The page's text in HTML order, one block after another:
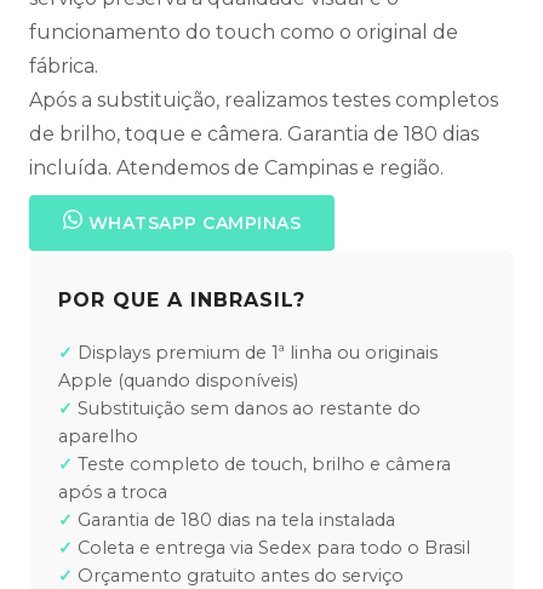
funcionamento do touch como o original de
fábrica.
Após a substituição, realizamos testes completos
de brilho, toque e câmera. Garantia de 180 dias
incluída. Atendemos de Campinas e região.
WHATSAPP CAMPINAS
POR QUE A INBRASIL?
Displays premium de 1ª linha ou originais
Apple (quando disponíveis)
Substituição sem danos ao restante do
aparelho
Teste completo de touch, brilho e câmera
após a troca
Garantia de 180 dias na tela instalada
Coleta e entrega via Sedex para todo o Brasil
Orçamento gratuito antes do serviço